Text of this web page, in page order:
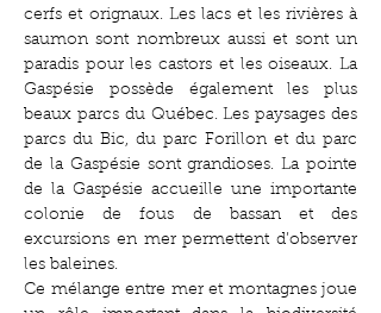
cerfs et orignaux. Les lacs et les rivières à
saumon sont nombreux aussi et sont un
paradis pour les castors et les oiseaux. La
Gaspésie possède également les plus
beaux parcs du Québec. Les paysages des
parcs du Bic, du parc Forillon et du parc
de la Gaspésie sont grandioses. La pointe
de la Gaspésie accueille une importante
colonie de fous de bassan et des
excursions en mer permettent d’observer
les baleines.
Ce mélange entre mer et montagnes joue